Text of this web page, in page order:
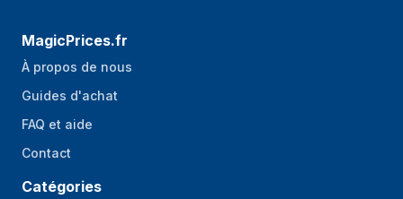
Éléments d’optique
de caméra arrière
l'objectif de la
caméra frontale
Taille de capteur
MagicPrices.fr
À propos de nous
Guides d'achat
FAQ et aide
Contact
Catégories